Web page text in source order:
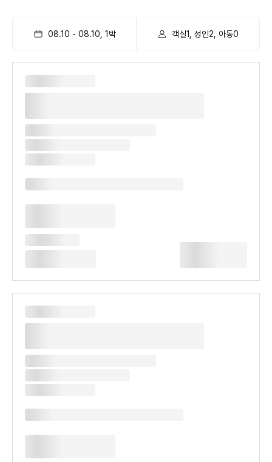
08.10 - 08.10 1 박 객실1, 성인2, 아동0